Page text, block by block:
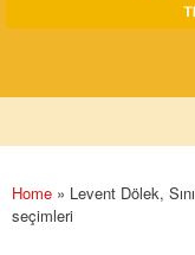
You are here
Home » Levent Dölek,
seçimleri